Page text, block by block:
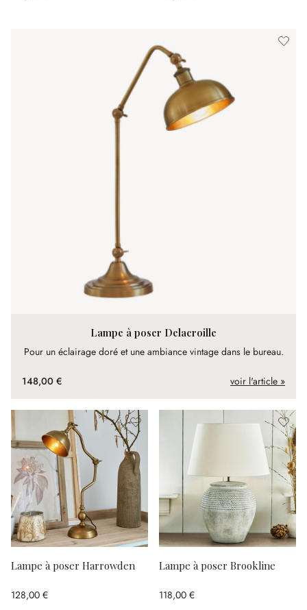
Lampe à poser Delacroille
Pour un éclairage doré et une ambiance vintage dans le bureau.
148,00 € voir l'article »
Lampe à poser Harrowden
128,00 €
Lampe à poser Brookline
118,00 €